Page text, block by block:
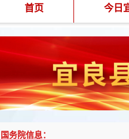
首页 今日
国务院信息：